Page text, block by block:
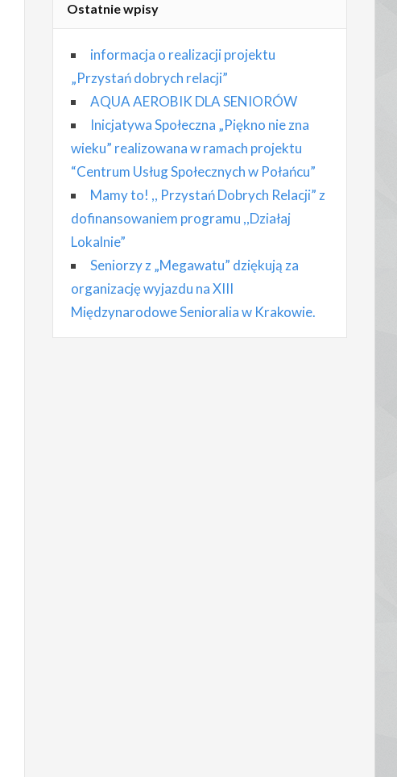
Ostatnie wpisy
informacja o realizacji projektu
„Przystań dobrych relacji”
AQUA AEROBIK DLA SENIORÓW
Inicjatywa Społeczna „Piękno nie zna
wieku” realizowana w ramach projektu
“Centrum Usług Społecznych w Połańcu”
Mamy to! ,, Przystań Dobrych Relacji” z
dofinansowaniem programu ,,Działaj
Lokalnie”
Seniorzy z „Megawatu” dziękują za
organizację wyjazdu na XIII
Międzynarodowe Senioralia w Krakowie.